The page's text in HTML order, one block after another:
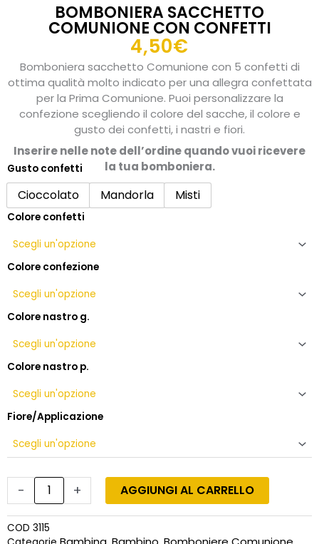
BOMBONIERA SACCHETTO
COMUNIONE CON CONFETTI
4,50€
Bomboniera sacchetto Comunione con 5 confetti di
ottima qualità molto indicato per una allegra confettata
per la Prima Comunione. Puoi personalizzare la
confezione scegliendo il colore del sacche, il colore e
gusto dei confetti, i nastri e fiori.
Inserire nelle note dell’ordine quando vuoi ricevere
la tua bomboniera.
Gusto confetti
Cioccolato Mandorla Misti
Colore confetti
Colore confezione
Colore nastro g.
Colore nastro p.
Fiore/Applicazione
-
Bomboniera
sacchetto
comunione
con
quantità
+ AGGIUNGI AL CARRELLO
COD 3115